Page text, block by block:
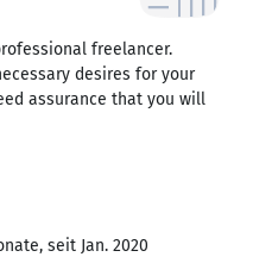
freelancer.
desires for your
assurance that you will
seit Jan. 2020